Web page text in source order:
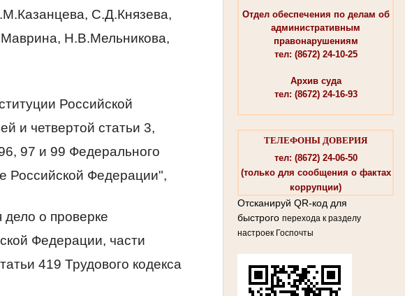
Отдел обеспечения по делам об
административным
правонарушениям
тел: (8672) 24-10-25
Архив суда
тел: (8672) 24-16-93
ТЕЛЕФОНЫ ДОВЕРИЯ
тел: (8672) 24-06-50
(только для сообщения о фактах
коррупции)
Отсканируй QR-код для
быстрого перехода к разделу
настроек Госпочты
C.Д.Князева,
Н.В.Мельникова,
Российской
и четвертой статьи 3,
97 и 99 Федерального
Российской Федерации",
о проверке
Федерации, части
419 Трудового кодекса